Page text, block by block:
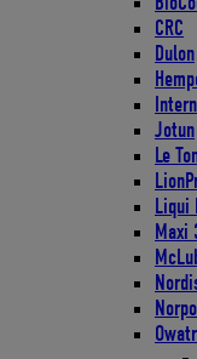
CRC
Dulon
Jotun
Le
Liqui
Maxi